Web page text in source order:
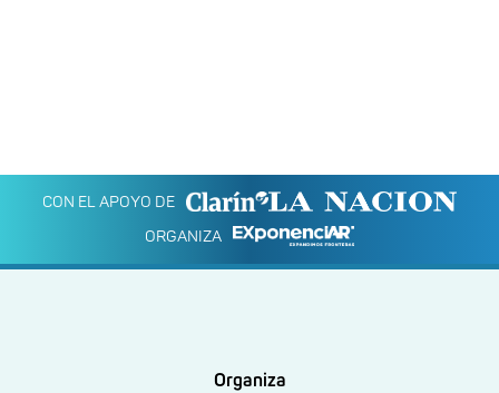
CON EL APOYO DE
ORGANIZA
Organiza